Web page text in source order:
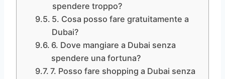
spendere troppo?
5. Cosa posso fare gratuitamente a
Dubai?
6. Dove mangiare a Dubai senza
spendere una fortuna?
7. Posso fare shopping a Dubai senza